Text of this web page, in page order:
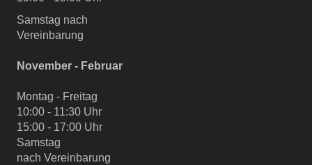
Samstag nach
Vereinbarung
November - Februar
Montag - Freitag
10:00 - 11:30 Uhr
15:00 - 17:00 Uhr
Samstag
nach Vereinbarung